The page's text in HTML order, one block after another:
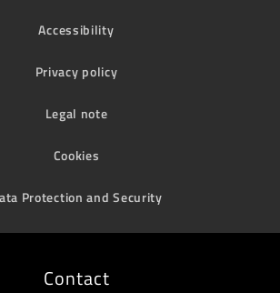
Accessibility
Privacy policy
Legal note
Cookies
Protection and Security
Contact